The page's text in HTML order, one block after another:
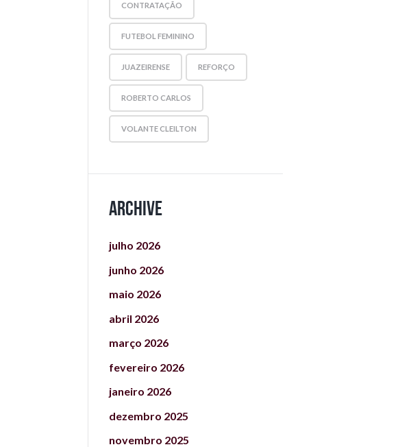
CONTRATAÇÃO
FUTEBOL FEMININO
JUAZEIRENSE REFORÇO
ROBERTO CARLOS
VOLANTE CLEILTON
Archive
julho 2026
junho 2026
maio 2026
abril 2026
março 2026
fevereiro 2026
janeiro 2026
dezembro 2025
novembro 2025